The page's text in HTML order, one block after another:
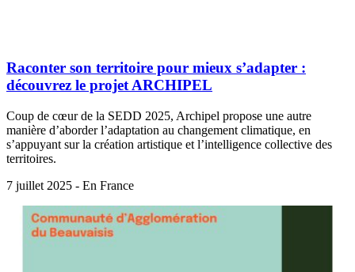
Raconter son territoire pour mieux s’adapter :
découvrez le projet ARCHIPEL
Coup de cœur de la SEDD 2025, Archipel propose une autre
manière d’aborder l’adaptation au changement climatique, en
s’appuyant sur la création artistique et l’intelligence collective des
territoires.
7 juillet 2025 - En France